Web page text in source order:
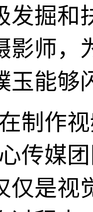
发掘和
影师，
玉能够
制作
传媒
仅是视